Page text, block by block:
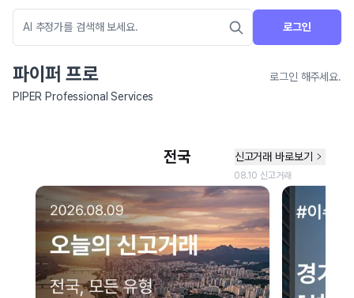
로그인
파이퍼 프로
로그인 해주세요.
PIPER Professional Services